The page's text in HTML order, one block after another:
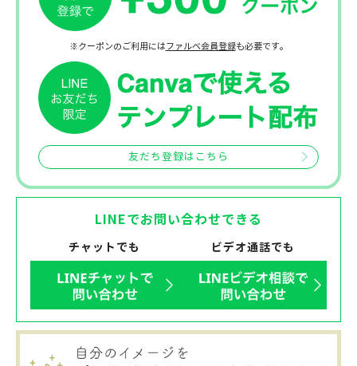
※クーポンのご利用にはファルベ会員登録も必要です。
友だち登録はこちら
LINEでお問い合わせできる
チャットでも ビデオ通話でも